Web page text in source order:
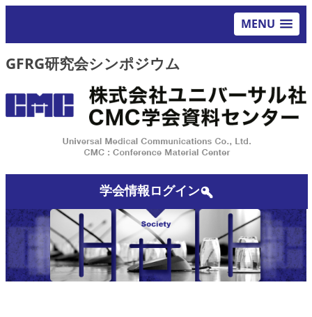
MENU
GFRG研究会シンポジウム
学会情報ログイン